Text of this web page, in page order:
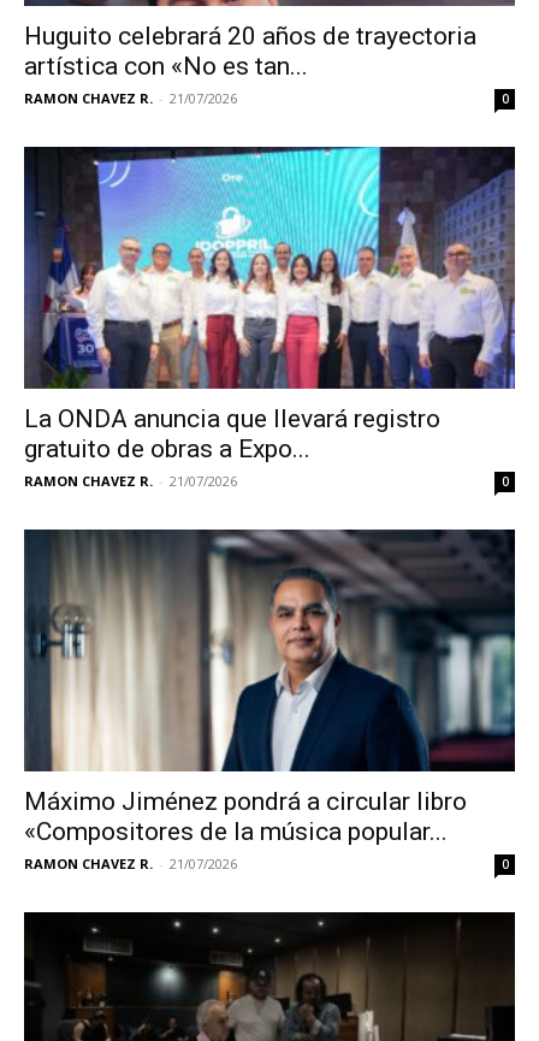
Huguito celebrará 20 años de trayectoria
artística con «No es tan...
RAMON CHAVEZ R. - 21/07/2026 0
La ONDA anuncia que llevará registro
gratuito de obras a Expo...
RAMON CHAVEZ R. - 21/07/2026 0
Máximo Jiménez pondrá a circular libro
«Compositores de la música popular...
RAMON CHAVEZ R. - 21/07/2026 0